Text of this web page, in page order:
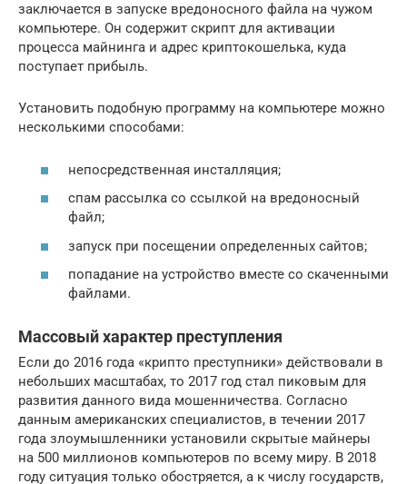
заключается в запуске вредоносного файла на чужом
компьютере. Он содержит скрипт для активации
процесса майнинга и адрес криптокошелька, куда
поступает прибыль.
Установить подобную программу на компьютере можно
несколькими способами:
непосредственная инсталляция;
спам рассылка со ссылкой на вредоносный
файл;
запуск при посещении определенных сайтов;
попадание на устройство вместе со скаченными
файлами.
Массовый характер преступления
Если до 2016 года «крипто преступники» действовали в
небольших масштабах, то 2017 год стал пиковым для
развития данного вида мошенничества. Согласно
данным американских специалистов, в течении 2017
года злоумышленники установили скрытые майнеры
на 500 миллионов компьютеров по всему миру. В 2018
году ситуация только обостряется, а к числу государств,